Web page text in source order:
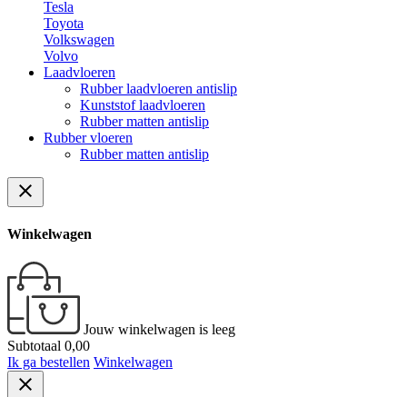
Tesla
Toyota
Volkswagen
Volvo
Laadvloeren
Rubber laadvloeren antislip
Kunststof laadvloeren
Rubber matten antislip
Rubber vloeren
Rubber matten antislip
close
Winkelwagen
Jouw winkelwagen is leeg
Subtotaal 0,00
Ik ga bestellen Winkelwagen
close